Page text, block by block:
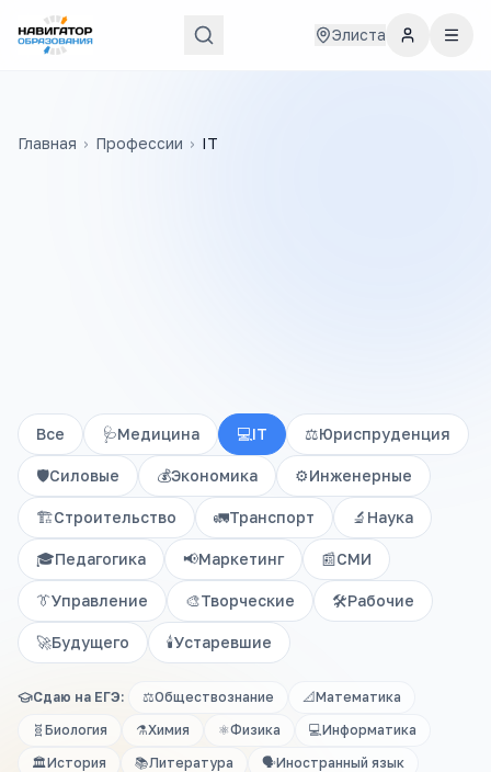
Элиста
Главная › Профессии › IT
Все 🩺Медицина 💻IT ⚖️Юриспруденция
🛡️Силовые 💰Экономика ⚙️Инженерные
🏗️Строительство 🚛Транспорт 🔬 Наука
🎓Педагогика 📢Маркетинг 📰СМИ
👔Управление 🎨Творческие 🛠️Рабочие
🚀Будущего 🕯️Устаревшие
Сдаю на ЕГЭ: ⚖️Обществознание 📐Математика
🧬 Биология ⚗️Химия ⚛️Физика 💻Информатика
🏛️История 📚Литература 🗣️Иностранный язык